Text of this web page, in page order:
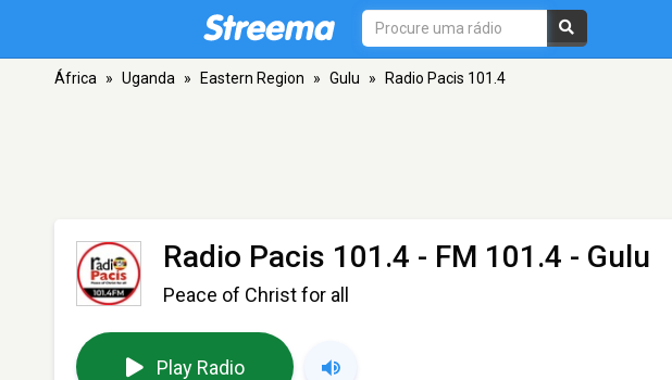
África » Uganda » Eastern Region » Gulu » Radio Pacis 101.4
Radio Pacis 101.4 - FM 101.4 - Gulu
Peace of Christ for all
Play Radio